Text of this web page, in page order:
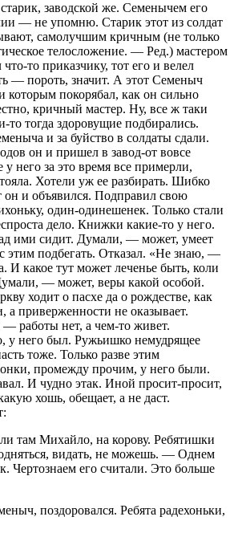
заводской же. Семенычем его
— не упомню. Старик этот из солдат
самолучшим кричным (не только
телосложение. — Ред.) мастером
то приказчику, тот его и велел
— пороть, значит. А этот Семеныч
которым покорябал, как он сильно
кричный мастер. Ну, все ж таки
тогда здоровущие подбирались.
и за буйство в солдаты сдали.
он и пришел в завод-от вовсе
него за это время все примерли,
Хотели уж ее разбирать. Шибко
он и объявился. Подправил свою
один-одинешенек. Только стали
дело. Книжки какие-то у него.
ими сидит. Думали, — может, умеет
этим подбегать. Отказал. «Не знаю, —
И какое тут может леченье быть, коли
— может, веры какой особой.
ходит о пасхе да о рождестве, как
приверженности не оказывает.
— работы нет, а чем-то живет.
у него был. Ружьишко немудрящее
тоже. Только разве этим
промежду прочим, у него были.
И чудно этак. Иной просит-просит,
хошь, обещает, а не даст.
там Михайло, на корову. Ребятишки
видать, не можешь. — Однем
Чертознаем его считали. Это больше
поздоровался. Ребята радехоньки,